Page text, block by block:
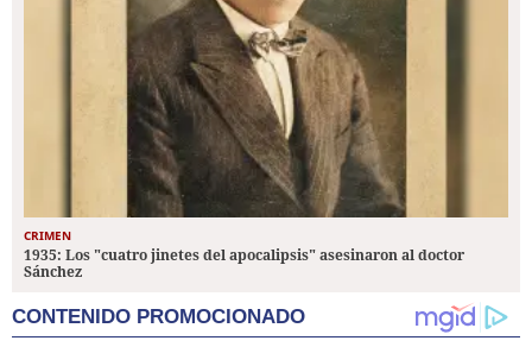
CRIMEN
1935: Los "cuatro jinetes del apocalipsis" asesinaron al doctor
Sánchez
CONTENIDO PROMOCIONADO